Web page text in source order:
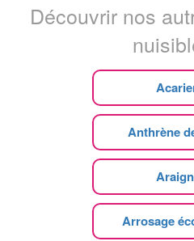
Découvrir nos
Anthrène
Arrosage